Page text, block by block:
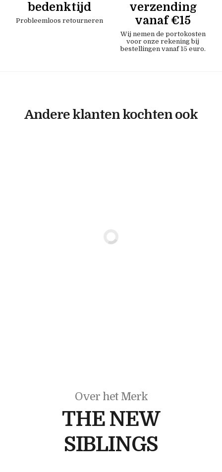
bedenktijd
Probleemloos retourneren
verzending
vanaf €15
Wij nemen de portokosten
voor onze rekening bij
bestellingen vanaf 15 euro.
Andere klanten kochten ook
Over het Merk
THE NEW
SIBLINGS